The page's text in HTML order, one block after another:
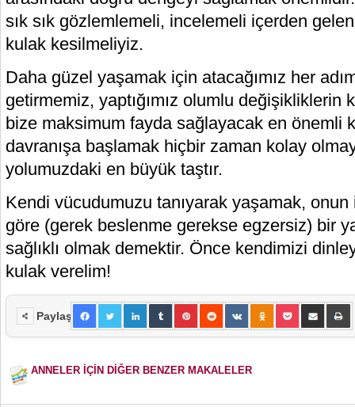
sık sık gözlemlemeli, incelemeli içerden
kulak kesilmeliyiz.
Daha güzel yaşamak için atacağımız her
getirmemiz, yaptığımız olumlu değişikliklerin
bize maksimum fayda sağlayacak en önemli
davranışa başlamak hiçbir zaman kolay
yolumuzdaki en büyük taştır.
Kendi vücudumuzu tanıyarak yaşamak,
göre (gerek beslenme gerekse egzersiz) bir
sağlıklı olmak demektir. Önce kendimizi
kulak verelim!
Paylaş
ANNELER İÇİN DİĞER BENZER MAKALELER